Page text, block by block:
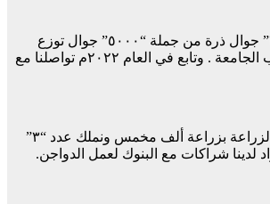
مع الظروف الإقتصادية الراهنة قال دفع الله استطاعت الجامعة الوقوف مع العاملين بتوفير ذرة للعاملين بمبلغ “٢٧” ألف جنيه للجوال ، والآن تم استلام عدد “٢٥٠٠” جوال ذرة من جملة “٥٠٠٠” جوال توزع
للعاملين حتى عمال اليومية وافقنا على إعطاء كل عامل عدد “٢” جوال ، والمعاشيين والوفيات من الموظفين من الاساتذة والعمال لكل أسرة جوال ذرة على حساب الجامعة . وتابع في العام ٢٠٢٢م تواصلنا مع
مع الصرف الكبير للجامعة لا بد.من إيجاد موارد ثابتة واستثمار كشف عنها المدير بالقول تعتمد الجامعة في مواردها على الرسوم ، مع تفعيل الإستثمار بالتوسعة في الزراعة بزراعة ألف مخمس ونملك عدد “٣”
“١٠٠” شجرة جديدة من المانجو والليمون ، وتسويرها بعدد “٥٠٠” شتلة شجر الكتر ، وزاد لدينا شراكات مع البنوك لعمل الدواجن.